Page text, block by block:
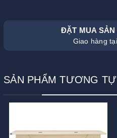
ĐẶT MUA SẢN
Giao hàng
SẢN PHẨM TƯƠNG TỰ